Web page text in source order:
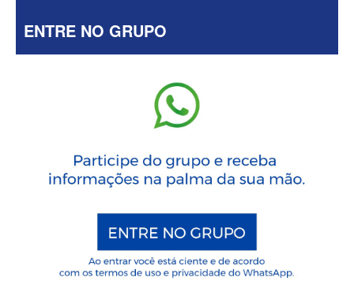
ENTRE NO GRUPO